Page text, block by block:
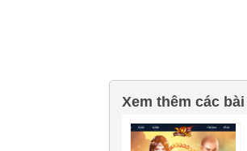
Xem thêm các